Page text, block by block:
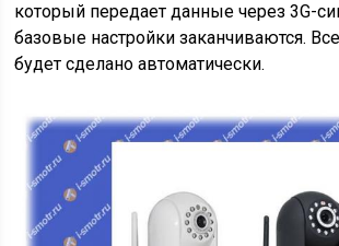
который передает данные через 3G-
базовые настройки заканчиваются.
будет сделано автоматически.